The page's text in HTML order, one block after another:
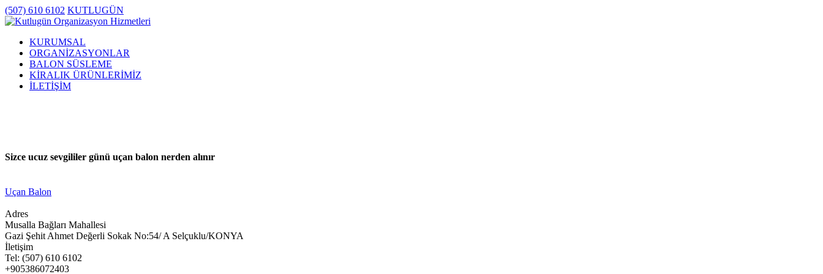
(507) 610 6102 KUTLUGÜN
KURUMSAL
ORGANİZASYONLAR
BALON SÜSLEME
KİRALIK ÜRÜNLERİMİZ
İLETİŞİM
Sizce ucuz sevgililer günü uçan balon nerden alınır
Uçan Balon
Adres
Musalla Bağları Mahallesi
Gazi Şehit Ahmet Değerli Sokak No:54/ A Selçuklu/KONYA
İletişim
Tel: (507) 610 6102
+905386072403